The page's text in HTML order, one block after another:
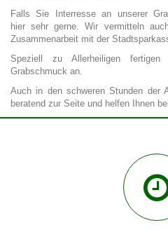
Falls Sie Interresse an unserer
hier sehr gerne. Wir vermitteln
Zusammenarbeit mit der
Speziell zu Allerheiligen
Grabschmuck an.
Auch in den schweren Stunden der
beratend zur Seite und helfen Ihnen